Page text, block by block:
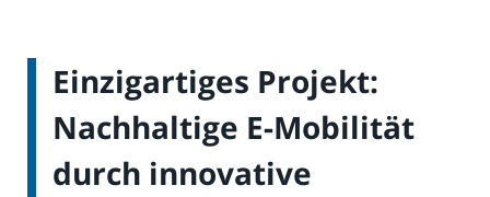
Einzigartiges Projekt:
Nachhaltige E-Mobilität
durch innovative